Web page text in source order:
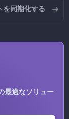
を同期化する
最適なソリュー